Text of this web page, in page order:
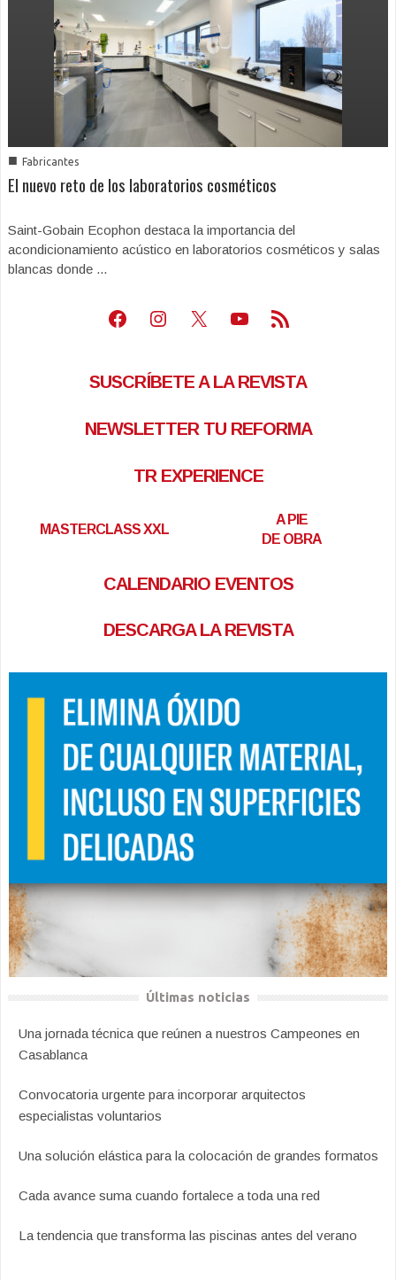
■ Fabricantes
El nuevo reto de los laboratorios cosméticos
Saint-Gobain Ecophon destaca la importancia del
acondicionamiento acústico en laboratorios cosméticos y salas
blancas donde ...
Facebook
Instagram
X Youtube
Feed RSS
SUSCRÍBETE A LA REVISTA
NEWSLETTER TU REFORMA
TR EXPERIENCE
MASTERCLASS XXL
A PIE
DE OBRA
CALENDARIO EVENTOS
DESCARGA LA REVISTA
Últimas noticias
Una jornada técnica que reúnen a nuestros Campeones en
Casablanca
Convocatoria urgente para incorporar arquitectos
especialistas voluntarios
Una solución elástica para la colocación de grandes formatos
Cada avance suma cuando fortalece a toda una red
La tendencia que transforma las piscinas antes del verano